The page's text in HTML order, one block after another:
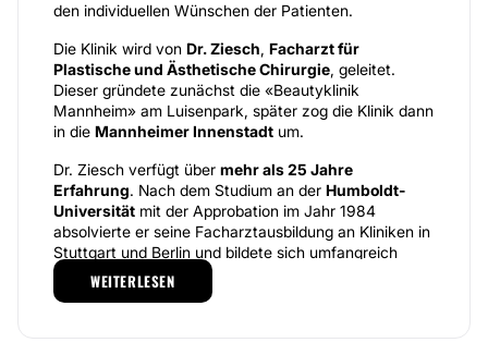
den individuellen Wünschen der Patienten.
Die Klinik wird von Dr. Ziesch, Facharzt für
Plastische und Ästhetische Chirurgie, geleitet.
Dieser gründete zunächst die «Beautyklinik
Mannheim» am Luisenpark, später zog die Klinik dann
in die Mannheimer Innenstadt um.
Dr. Ziesch verfügt über mehr als 25 Jahre
Erfahrung. Nach dem Studium an der Humboldt-
Universität mit der Approbation im Jahr 1984
absolvierte er seine Facharztausbildung an Kliniken in
Stuttgart und Berlin und bildete sich umfangreich
weiter, im Inland wie im Ausland. Der Facharzt
und behandelt seine Patienten persönlich
WEITERLESEN